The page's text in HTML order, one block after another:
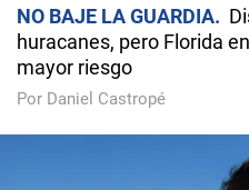
NO BAJE LA GUARDIA
huracanes, pero Florida
mayor riesgo
Por Daniel Castropé